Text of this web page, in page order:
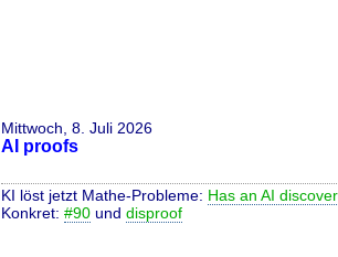
Mittwoch, 8. Juli 2026
AI proofs
KI löst jetzt Mathe-Probleme: Has an AI
Konkret: #90 und disproof